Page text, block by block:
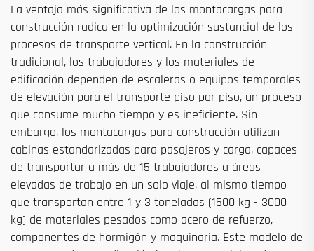
La ventaja más significativa de los montacargas para
construcción radica en la optimización sustancial de los
procesos de transporte vertical. En la construcción
tradicional, los trabajadores y los materiales de
edificación dependen de escaleras o equipos temporales
de elevación para el transporte piso por piso, un proceso
que consume mucho tiempo y es ineficiente. Sin
embargo, los montacargas para construcción utilizan
cabinas estandarizadas para pasajeros y carga, capaces
de transportar a más de 15 trabajadores a áreas
elevadas de trabajo en un solo viaje, al mismo tiempo
que transportan entre 1 y 3 toneladas (1500 kg - 3000
kg) de materiales pesados como acero de refuerzo,
componentes de hormigón y maquinaria. Este modelo de